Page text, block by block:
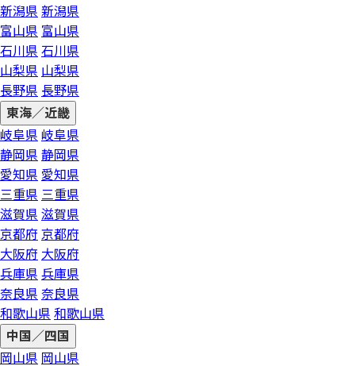
新潟県 新潟県
富山県 富山県
石川県 石川県
山梨県 山梨県
長野県 長野県
東海／近畿
岐阜県 岐阜県
静岡県 静岡県
愛知県 愛知県
三重県 三重県
滋賀県 滋賀県
京都府 京都府
大阪府 大阪府
兵庫県 兵庫県
奈良県 奈良県
和歌山県 和歌山県
中国／四国
岡山県 岡山県